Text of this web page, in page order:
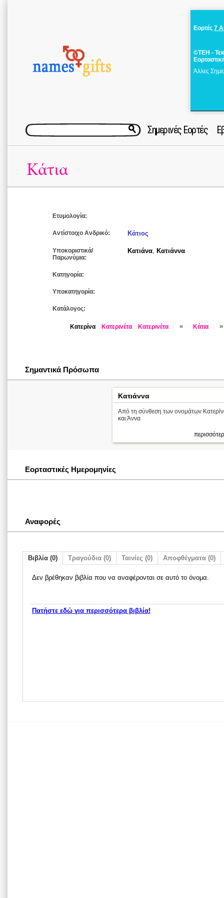
Εορτές 7
©ΤΕΗ -
Άλλες
Σημερινές Εορτές
Κάτια
Ετυμολογία:
Αντίστοιχο Ανδρικό: Κάτιος
Υποκοριστικά/
Παρωνύμια:
Κατιάνα, Κατιάννα
Κατηγορία:
Υποκατηγορία:
Κατάλογος:
Κατερίνα Κατερινέτα Κατερινέτα « Κάτια »
Σημαντικά Πρόσωπα
Κατιάννα
Από τη σύνθεση των ονομάτων
και Άννα
Εορταστικές Ημερομηνίες
Αναφορές
Βιβλία (0) Τραγούδια (0) Ταινίες (0) Αποφθέγματα (0)
Δεν βρέθηκαν βιβλία που να αναφέρονται σε αυτό το όνομα.
Πατήστε εδώ για περισσότερα βιβλία!